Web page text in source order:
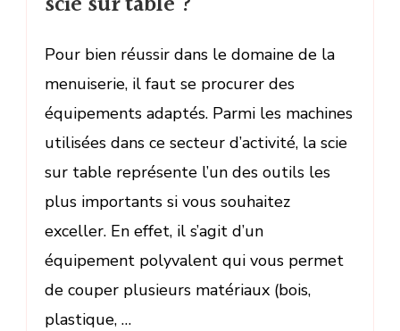
Pour bien réussir dans le domaine de la
menuiserie, il faut se procurer des
équipements adaptés. Parmi les machines
utilisées dans ce secteur d’activité, la scie
sur table représente l’un des outils les
plus importants si vous souhaitez
exceller. En effet, il s’agit d’un
équipement polyvalent qui vous permet
de couper plusieurs matériaux (bois,
plastique, …